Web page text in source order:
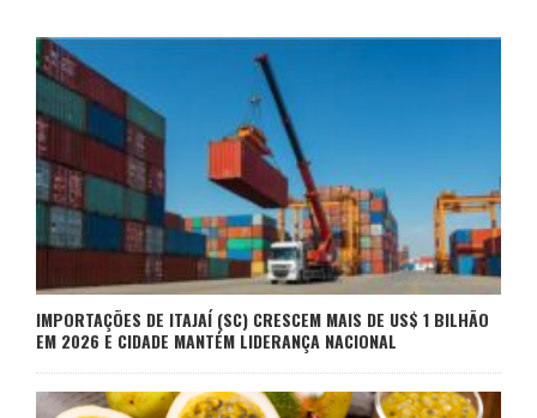
IMPORTAÇÕES DE ITAJAÍ (SC) CRESCEM MAIS DE US$ 1 BILHÃO
EM 2026 E CIDADE MANTÉM LIDERANÇA NACIONAL